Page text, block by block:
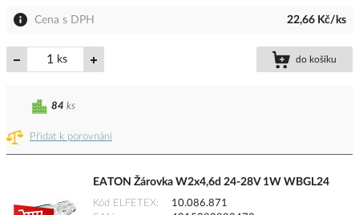
Cena s DPH 22,66 Kč/ks
ks do košíku
Přidat k porovnání
84 ks
EATON Žárovka W2x4,6d 24-28V 1W WBGL24
Kód ELFETEX
10.086.871